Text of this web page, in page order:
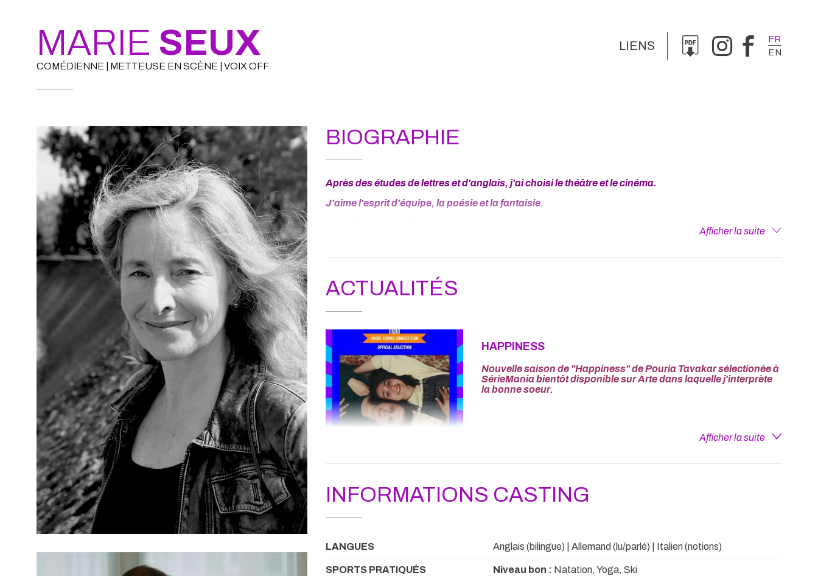
MARIE SEUX
COMÉDIENNE | METTEUSE EN SCÈNE | VOIX OFF
LIENS
FR
EN
BIOGRAPHIE
Après des études de lettres et d'anglais, j'ai choisi le théâtre et le cinéma.
J'aime l'esprit d'équipe, la poésie et la fantaisie.
Afficher la suite
ACTUALITÉS
HAPPINESS
Nouvelle saison de "Happiness" de Pouria Tavakar sélectionée à
SérieMania bientôt disponible sur Arte dans laquelle j'interprète
la bonne soeur.
Afficher la suite
INFORMATIONS CASTING
LANGUES Anglais (bilingue) | Allemand (lu/parlé) | Italien (notions)
SPORTS PRATIQUÉS Niveau bon : Natation, Yoga, Ski